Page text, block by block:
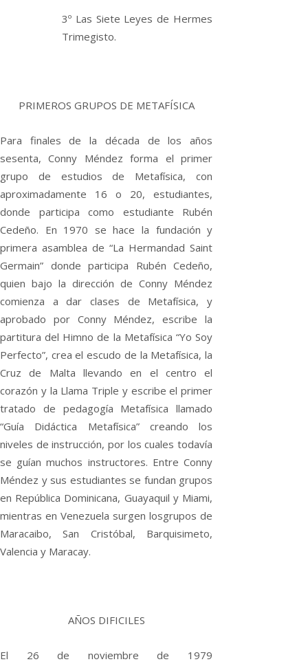
3º Las Siete Leyes de Hermes
Trimegisto.
PRIMEROS GRUPOS DE METAFÍSICA
Para finales de la década de los años
sesenta, Conny Méndez forma el primer
grupo de estudios de Metafísica, con
aproximadamente 16 o 20, estudiantes,
donde participa como estudiante Rubén
Cedeño. En 1970 se hace la fundación y
primera asamblea de “La Hermandad Saint
Germain” donde participa Rubén Cedeño,
quien bajo la dirección de Conny Méndez
comienza a dar clases de Metafísica, y
aprobado por Conny Méndez, escribe la
partitura del Himno de la Metafísica “Yo Soy
Perfecto”, crea el escudo de la Metafísica, la
Cruz de Malta llevando en el centro el
corazón y la Llama Triple y escribe el primer
tratado de pedagogía Metafísica llamado
“Guía Didáctica Metafísica” creando los
niveles de instrucción, por los cuales todavía
se guían muchos instructores. Entre Conny
Méndez y sus estudiantes se fundan grupos
en República Dominicana, Guayaquil y Miami,
mientras en Venezuela surgen losgrupos de
Maracaibo, San Cristóbal, Barquisimeto,
Valencia y Maracay.
AÑOS DIFICILES
El 26 de noviembre de 1979